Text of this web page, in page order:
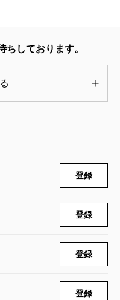
そうね、後藤田さん
言わないでくださ
けっこういろいろ
とは、それほど好
のを読んで、なんだ
なという印象だっ
の物語』の第四巻と
き終えた直後の頃だ
したアレクサンダ
表される有名な戦闘
と。カエサルは「成
男を書きたい、書け
ちしております。
登録
登録
登録
登録